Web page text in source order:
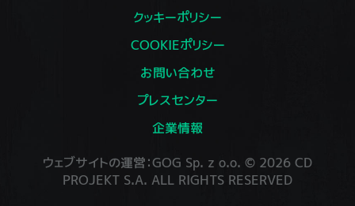
クッキーポリシー
COOKIEポリシー
お問い合わせ
プレスセンター
企業情報
ウェブサイトの運営：GOG Sp. z o.o. © 2026 CD
PROJEKT S.A. ALL RIGHTS RESERVED